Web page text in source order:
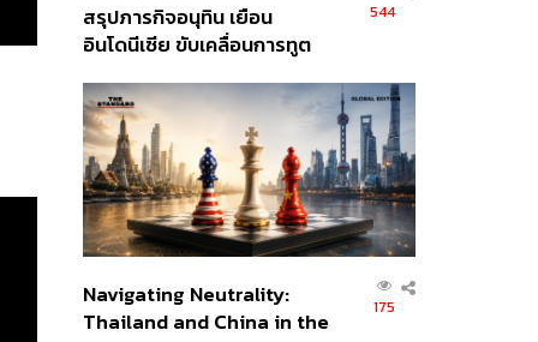
สรุปภารกิจอนุทิน เยือน
อินโดนีเซีย ขับเคลื่อนการทูต
ส่วนยุทธศาสตร์ไทย –
อินโดนีเซีย
544
Navigating Neutrality:
Thailand and China in the
175